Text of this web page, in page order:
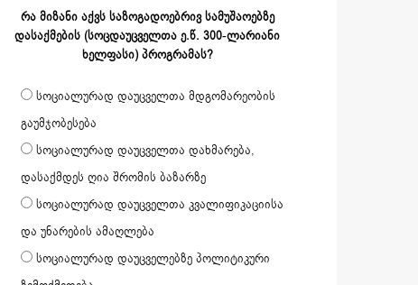
რა მიზანი აქვს საზოგადოებრივ სამუშაოებზე
დასაქმების (სოცდაუცველთა ე.წ. 300-ლარიანი
ხელფასი) პროგრამას?
სოციალურად დაუცველთა მდგომარეობის
გაუმჯობესება
სოციალურად დაუცველთა დახმარება,
დასაქმდეს ღია შრომის ბაზარზე
სოციალურად დაუცველთა კვალიფიკაციისა
და უნარების ამაღლება
სოციალურად დაუცველებზე პოლიტიკური